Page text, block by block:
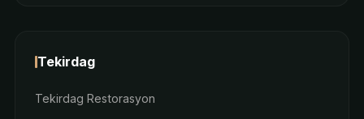
Tekirdag
Tekirdag Restorasyon